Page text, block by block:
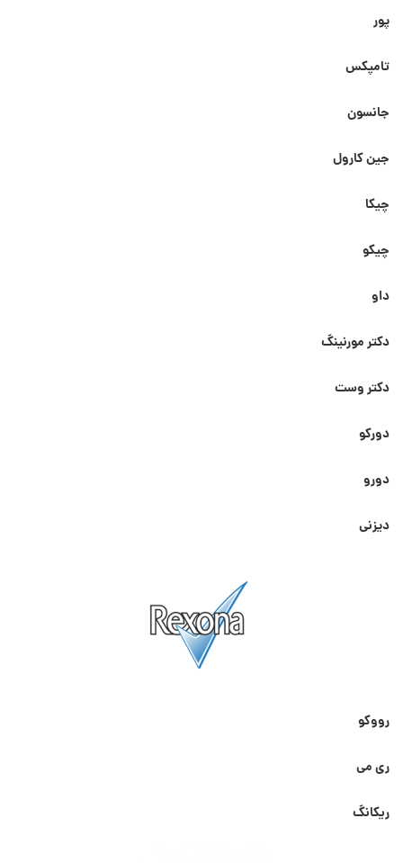
پور
تامپکس
جانسون
جین کارول
چیکا
چیکو
داو
دکتر مورنینگ
دکتر وست
دورکو
دورو
دیزنی
رووکو
ری می
ریکانگ